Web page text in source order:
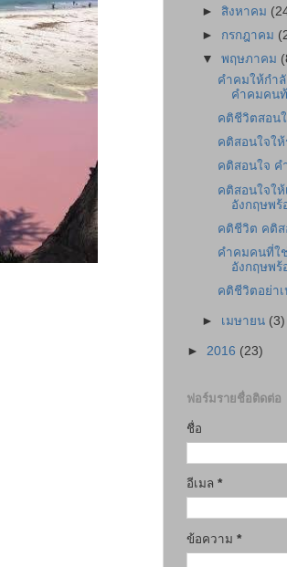
► สิงหาคม
► กรกฎาคม
▼พฤษภาคม
คำคมให้กำ
คำคมคน
คติชีวิตสอนใ
คติสอนใจให้
คติสอนใจ ค
คติสอนใจใ
อังกฤษพ
คติชีวิต คติส
คำคมคนที่ใ
อังกฤษพ
คติชีวิตอย่า
► เมษายน (3)
► 2016 (23)
ฟอร์มรายชื่อติดต่อ
ชื่อ
อีเมล *
ข้อความ *